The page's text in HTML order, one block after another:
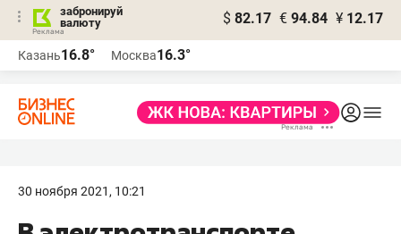
забронируй
валюту
$ 82.17 € 94.84 ¥ 12.17
Казань16.8° Москва16.3°
30 ноября 2021, 10:21